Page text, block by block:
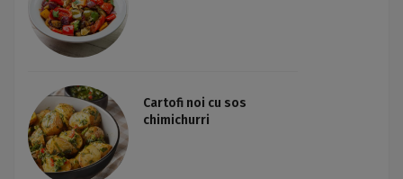
Cartofi noi cu sos
chimichurri